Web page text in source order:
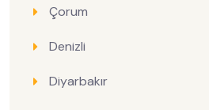
Çorum
Denizli
Diyarbakır